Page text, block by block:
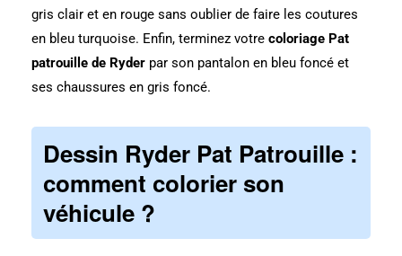
gris clair et en rouge sans oublier de faire les coutures
en bleu turquoise. Enfin, terminez votre coloriage Pat
patrouille de Ryder par son pantalon en bleu foncé et
ses chaussures en gris foncé.
Dessin Ryder Pat Patrouille :
comment colorier son
véhicule ?